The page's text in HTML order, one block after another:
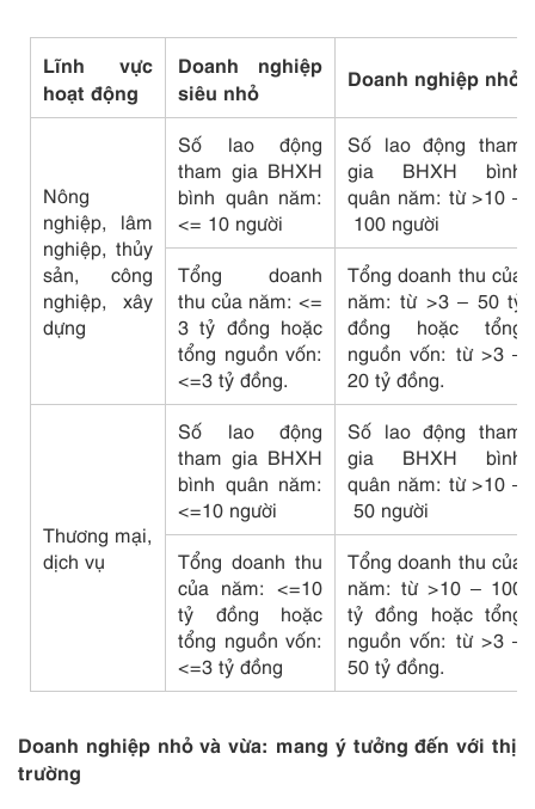
Lĩnh vực
hoạt động
Doanh nghiệp
siêu nhỏ
Doanh nghiệp nhỏ
Nông
nghiệp, lâm
nghiệp, thủy
sản, công
nghiệp, xây
dựng
Số lao động
tham gia BHXH
bình quân năm:
<= 10 người
Số lao động tham
gia BHXH bình
quân năm: từ >10 –
100 người
Tổng doanh
thu của năm: <=
3 tỷ đồng hoặc
tổng nguồn vốn:
<=3 tỷ đồng.
Tổng doanh thu của
năm: từ >3 – 50 tỷ
đồng hoặc tổng
nguồn vốn: từ >3 –
20 tỷ đồng.
Thương mại,
dịch vụ
Số lao động
tham gia BHXH
bình quân năm:
<=10 người
Số lao động tham
gia BHXH bình
quân năm: từ >10 –
50 người
Tổng doanh thu
của năm: <=10
tỷ đồng hoặc
tổng nguồn vốn:
<=3 tỷ đồng
Tổng doanh thu của
năm: từ >10 – 100
tỷ đồng hoặc tổng
nguồn vốn: từ >3 –
50 tỷ đồng.
Doanh nghiệp nhỏ và vừa: mang ý tưởng đến với thị
trường